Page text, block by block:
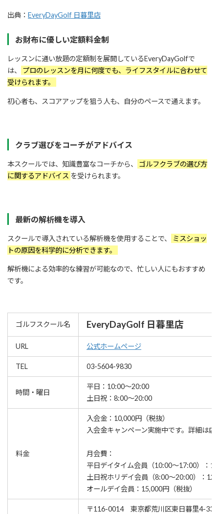
出典： EveryDayGolf 日暮里店
お財布に優しい定額料金制
レッスンに通い放題の定額制を展開しているEveryDayGolfで
は、
プロのレッスンを月に何度でも、ライフスタイルに合わせて
受けられます。
初心者も、スコアアップを狙う人も、自分のペースで通えます。
クラブ選びをコーチがアドバイス
本スクールでは、知識豊富なコーチから、
ゴルフクラブの選び方
に関するアドバイス を受けられます。
最新の解析機を導入
スクールで導入されている解析機を使用することで、
ミスショッ
トの原因を科学的に分析できます。
解析機による効率的な練習が可能なので、忙しい人にもおすすめ
です。
ゴルフスクール名 EveryDayGolf 日暮里店
URL 公式ホームページ
TEL 03-5604-9830
時間・曜日
平日：10:00～20:00
土日祝：8:00～20:00
料金
入会金：10,000円（税抜）
⼊会⾦キャンペーン実施中です。詳細は
月会費：
平日デイタイム会員（10:00～17:00）：
土日祝ホリデイ会員（8:00～20:00）：
オールデイ会員：15,000円（税抜）
〒116-0014 東京都荒川区東日暮里4-